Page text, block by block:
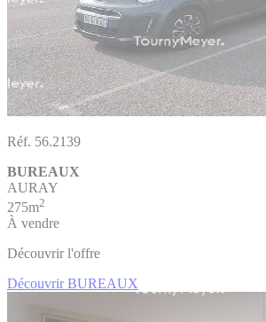
Réf. 56.2139
BUREAUX
AURAY
275m2
À vendre
Découvrir l'offre
Découvrir BUREAUX